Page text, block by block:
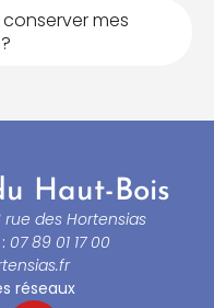
mes
Haut-Bois
rue des Hortensias
07 89 01 17 00
réseaux